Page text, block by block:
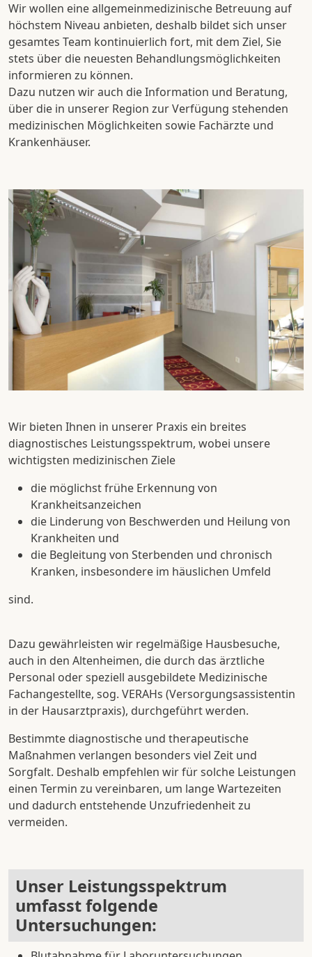
Wir wollen eine allgemeinmedizinische Betreuung auf
höchstem Niveau anbieten, deshalb bildet sich unser
gesamtes Team kontinuierlich fort, mit dem Ziel, Sie
stets über die neuesten Behandlungsmöglichkeiten
informieren zu können.
Dazu nutzen wir auch die Information und Beratung,
über die in unserer Region zur Verfügung stehenden
medizinischen Möglichkeiten sowie Fachärzte und
Krankenhäuser.
Wir bieten Ihnen in unserer Praxis ein breites
diagnostisches Leistungsspektrum, wobei unsere
wichtigsten medizinischen Ziele
die möglichst frühe Erkennung von
Krankheitsanzeichen
die Linderung von Beschwerden und Heilung von
Krankheiten und
die Begleitung von Sterbenden und chronisch
Kranken, insbesondere im häuslichen Umfeld
sind.
Dazu gewährleisten wir regelmäßige Hausbesuche,
auch in den Altenheimen, die durch das ärztliche
Personal oder speziell ausgebildete Medizinische
Fachangestellte, sog. VERAHs (Versorgungsassistentin
in der Hausarztpraxis), durchgeführt werden.
Bestimmte diagnostische und therapeutische
Maßnahmen verlangen besonders viel Zeit und
Sorgfalt. Deshalb empfehlen wir für solche Leistungen
einen Termin zu vereinbaren, um lange Wartezeiten
und dadurch entstehende Unzufriedenheit zu
vermeiden.
Unser Leistungsspektrum
umfasst folgende
Untersuchungen: